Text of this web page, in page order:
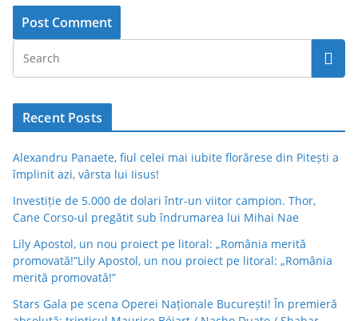
Recent Posts
Alexandru Panaete, fiul celei mai iubite florărese din Pitești a
împlinit azi, vârsta lui Iisus!
Investiție de 5.000 de dolari într-un viitor campion. Thor,
Cane Corso-ul pregătit sub îndrumarea lui Mihai Nae
Lily Apostol, un nou proiect pe litoral: „România merită
promovată!”Lily Apostol, un nou proiect pe litoral: „România
merită promovată!”
Stars Gala pe scena Operei Naționale București! În premieră